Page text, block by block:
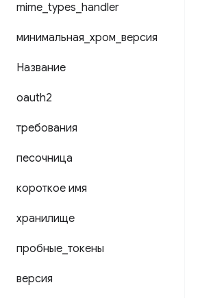
mime types handler
минимальная хром версия
Название
oauth2
требования
песочница
короткое имя
хранилище
пробные токены
версия